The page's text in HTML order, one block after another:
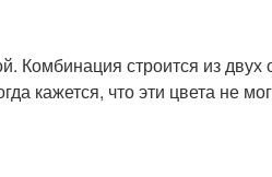
Комбинация строится из
кажется, что эти цвета не